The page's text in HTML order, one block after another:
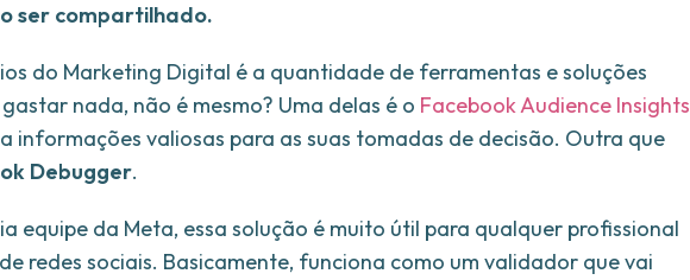
ser compartilhado.
do Marketing Digital é a quantidade de ferramentas e soluções
nada, não é mesmo? Uma delas é o Facebook Audience Insights
informações valiosas para as suas tomadas de decisão. Outra que
Debugger.
equipe da Meta, essa solução é muito útil para qualquer profissional
redes sociais. Basicamente, funciona como um validador que vai